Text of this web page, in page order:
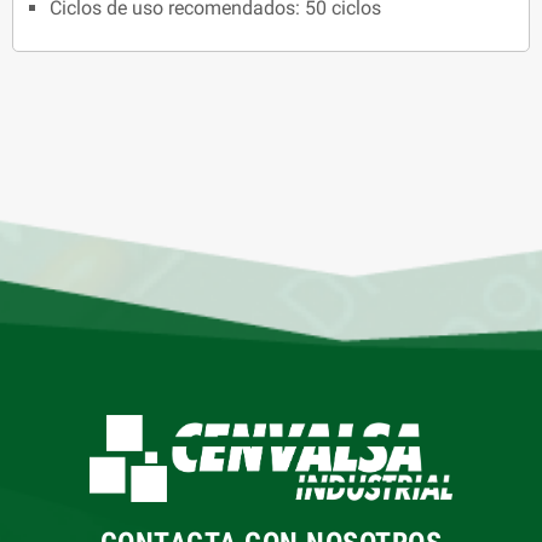
Ciclos de uso recomendados: 50 ciclos